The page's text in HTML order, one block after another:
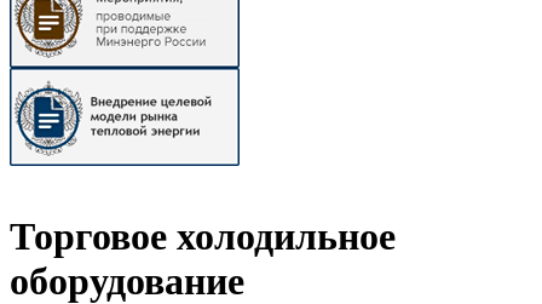
Торговое холодильное
оборудование